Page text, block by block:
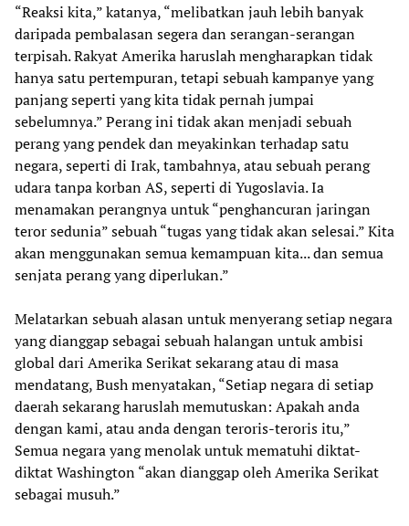
“Reaksi kita,” katanya, “melibatkan jauh lebih banyak
daripada pembalasan segera dan serangan-serangan
terpisah. Rakyat Amerika haruslah mengharapkan tidak
hanya satu pertempuran, tetapi sebuah kampanye yang
panjang seperti yang kita tidak pernah jumpai
sebelumnya.” Perang ini tidak akan menjadi sebuah
perang yang pendek dan meyakinkan terhadap satu
negara, seperti di Irak, tambahnya, atau sebuah perang
udara tanpa korban AS, seperti di Yugoslavia. Ia
menamakan perangnya untuk “penghancuran jaringan
teror sedunia” sebuah “tugas yang tidak akan selesai.” Kita
akan menggunakan semua kemampuan kita... dan semua
senjata perang yang diperlukan.”
Melatarkan sebuah alasan untuk menyerang setiap negara
yang dianggap sebagai sebuah halangan untuk ambisi
global dari Amerika Serikat sekarang atau di masa
mendatang, Bush menyatakan, “Setiap negara di setiap
daerah sekarang haruslah memutuskan: Apakah anda
dengan kami, atau anda dengan teroris-teroris itu,”
Semua negara yang menolak untuk mematuhi diktat-
diktat Washington “akan dianggap oleh Amerika Serikat
sebagai musuh.”